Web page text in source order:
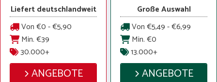
Liefert deutschlandweit
Von €0 - €5,90
Min. €39
30.000+
ANGEBOTE
Große Auswahl
Von €5,49 - €6,99
Min. €0
13.000+
ANGEBOTE